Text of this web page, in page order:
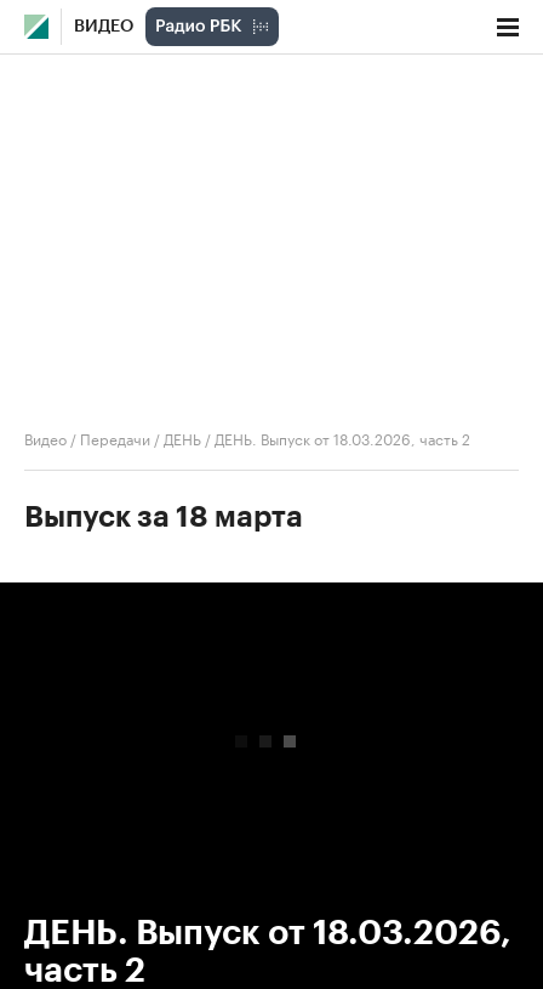
ВИДЕО
Видео / Передачи / ДЕНЬ / ДЕНЬ. Выпуск от 18.03.2026, часть 2
Выпуск за 18 марта
ДЕНЬ. Выпуск от 18.03.2026,
часть 2